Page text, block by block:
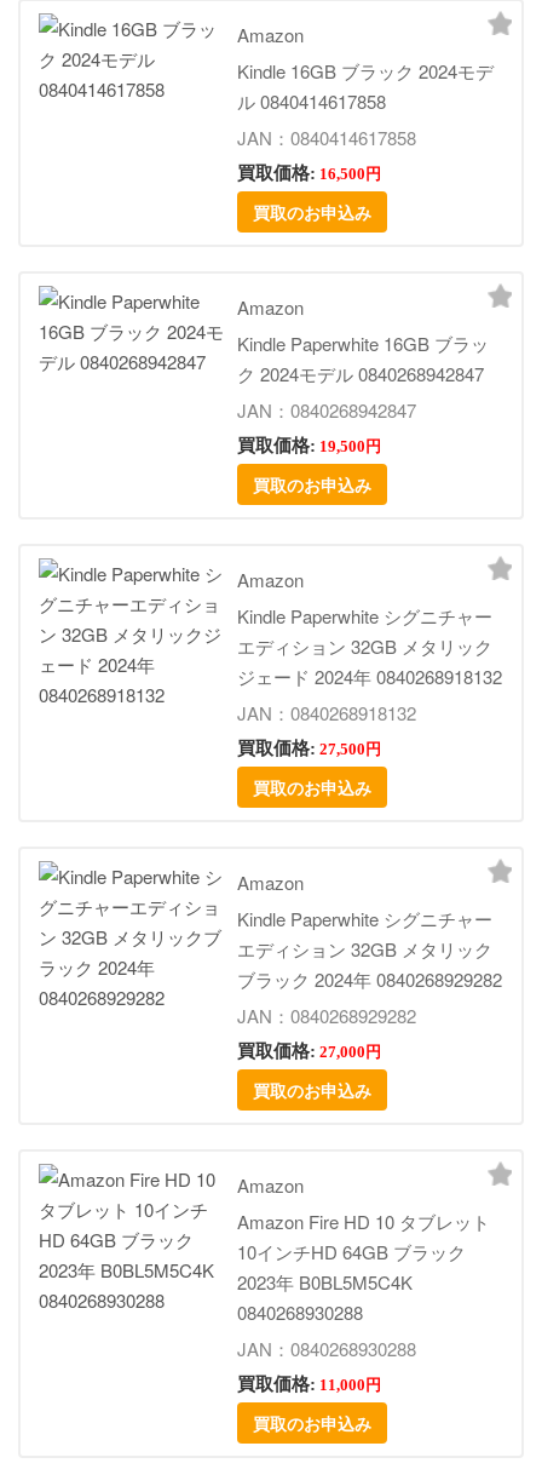
Amazon
Kindle 16GB ブラック 2024モデ
ル 0840414617858
JAN：0840414617858
買取価格: 16,500円
買取のお申込み
Amazon
Kindle Paperwhite 16GB ブラッ
ク 2024モデル 0840268942847
JAN：0840268942847
買取価格: 19,500円
買取のお申込み
Amazon
Kindle Paperwhite シグニチャー
エディション 32GB メタリック
ジェード 2024年 0840268918132
JAN：0840268918132
買取価格: 27,500円
買取のお申込み
Amazon
Kindle Paperwhite シグニチャー
エディション 32GB メタリック
ブラック 2024年 0840268929282
JAN：0840268929282
買取価格: 27,000円
買取のお申込み
Amazon
Amazon Fire HD 10 タブレット
10インチHD 64GB ブラック
2023年 B0BL5M5C4K
0840268930288
JAN：0840268930288
買取価格: 11,000円
買取のお申込み